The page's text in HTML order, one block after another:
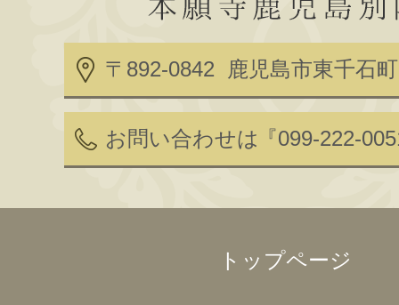
〒892-0842 鹿児島市東千石
お問い合わせは 『099-222-
トップページ